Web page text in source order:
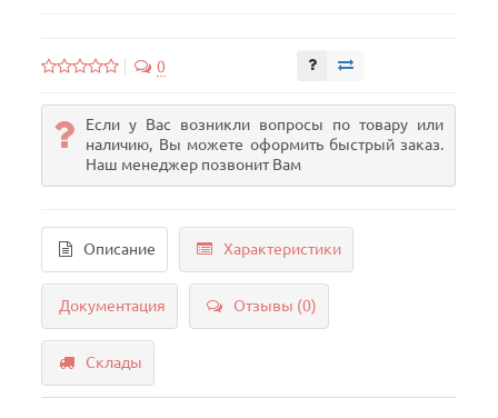
0
Если у Вас возникли вопросы по товару или
наличию, Вы можете оформить быстрый заказ.
Наш менеджер позвонит Вам
Описание Характеристики
Документация Отзывы (0)
Склады